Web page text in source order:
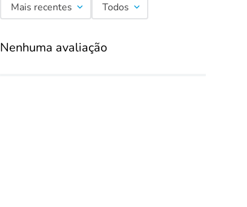
Mais recentes Todos
Nenhuma avaliação